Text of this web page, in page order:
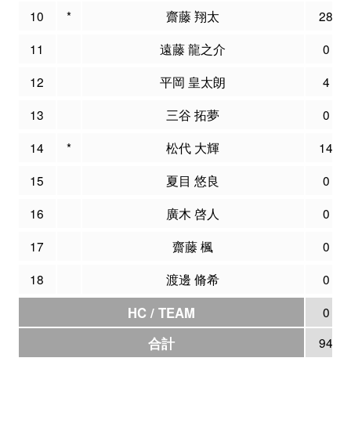
10 * 齋藤 翔太
28
11
遠藤 龍之介
0
12
平岡 皇太朗
4
13
三谷 拓夢
0
14
* 松代 大輝
14
15
夏目 悠良
0
16
廣木 啓人
0
17
齋藤 楓
0
18
渡邊 脩希 0
HC / TEAM 0
合計 94